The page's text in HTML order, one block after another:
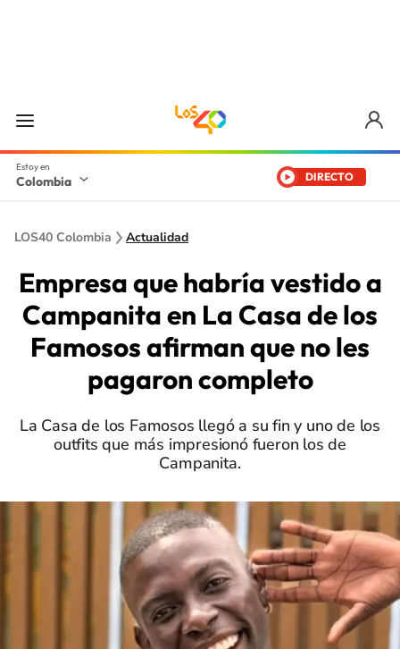
Colombia DIRECTO
LOS40 Colombia Actualidad
Empresa que habría vestido a
Campanita en La Casa de los
Famosos afirman que no les
pagaron completo
La Casa de los Famosos llegó a su fin y uno de los
outfits que más impresionó fueron los de
Campanita.